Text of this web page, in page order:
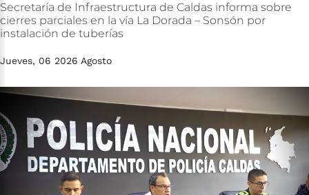
Secretaría de Infraestructura de Caldas informa sobre
cierres parciales en la vía La Dorada – Sonsón por
instalación de tuberías
Jueves, 06 2026 Agosto